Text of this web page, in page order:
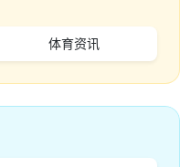
体育资讯